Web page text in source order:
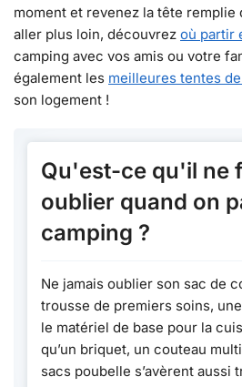
moment et revenez la tête remplie
aller plus loin, découvrez où partir
camping avec vos amis ou votre
également les meilleures tentes
son logement !
Qu'est-ce qu'il ne
oublier quand on
camping ?
Ne jamais oublier son sac de
trousse de premiers soins,
le matériel de base pour la
qu’un briquet, un couteau
sacs poubelle s’avèrent aussi